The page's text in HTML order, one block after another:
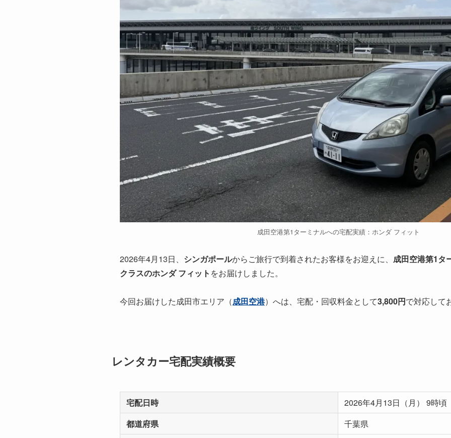
成田空港第1ターミナルへの宅配実績：ホンダ フィット
2026年4月13日、 シンガポールからご旅行で到着されたお客様をお迎えに、 成田空港第1タ
クラスのホンダ フィット をお届けしました。
今回お届けした成田市エリア（成田空港）へは、宅配・回収料金として3,800円で対応して
レンタカー宅配実績概要
宅配日時
2026年4月13日（月） 9時頃
都道府県
千葉県